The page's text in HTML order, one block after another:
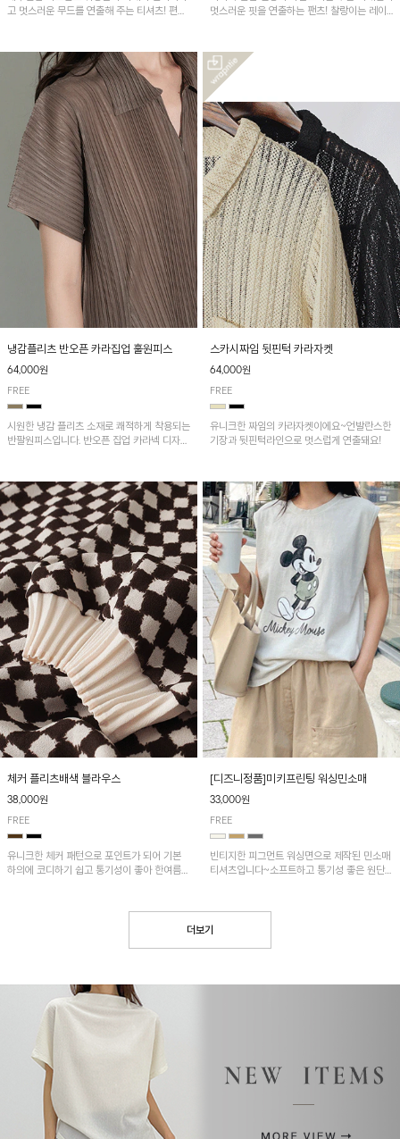
고 멋스러운 무드를 연출해 주는 티셔츠! 편안
멋스러운 핏을 연출하는 팬츠! 찰랑이는 레이
기기 좋은 아이템입니다~
냉감플리츠 반오픈 카라집업 훌원피스
64,000원
FREE
시원한 냉감 플리츠 소재로 쾌적하게 착용되는
반팔원피스입니다. 반오픈 집업 카라넥 디자인
줘요~
스카시짜임 뒷핀턱 카라자켓
64,000원
FREE
유니크한 짜임의 카라자켓이에요~언발란스한
기장과 뒷핀턱라인으로 멋스럽게 연출돼요!
체커 플리츠배색 블라우스
38,000원
FREE
유니크한 체커 패턴으로 포인트가 되어 기본
하의에 코디하기 쉽고 통기성이 좋아 한여름에
[디즈니정품]미키프린팅 워싱민소매
33,000원
FREE
빈티지한 피그먼트 워싱면으로 제작된 민소매
티셔츠입니다~소프트하고 통기성 좋은 원단
더보기